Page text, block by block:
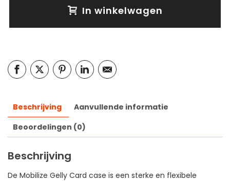
In winkelwagen
Beschrijving
Aanvullende informatie
Beoordelingen (0)
Beschrijving
De Mobilize Gelly Card case is een sterke en flexibele